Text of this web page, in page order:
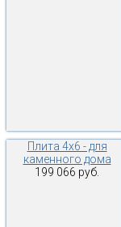
Плита 4х6 - для
каменного дома
199 066 руб.